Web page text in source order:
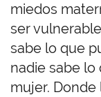
miedos
ser
sabe lo que
nadie sabe
mujer.